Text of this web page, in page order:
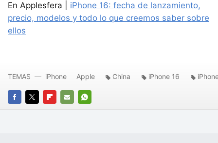
En Applesfera | iPhone 16: fecha de lanzamiento,
precio, modelos y todo lo que creemos saber sobre
ellos
FACEBOOK
TWITTERFLIPBOARD
E-
WHATSAPP
TEMAS iPhone Apple China iPhone 16